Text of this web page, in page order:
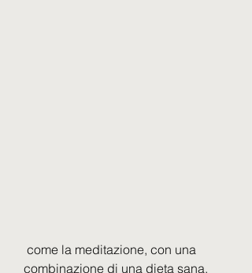
combinazione di una dieta sana,